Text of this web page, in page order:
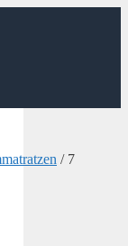
/ 7